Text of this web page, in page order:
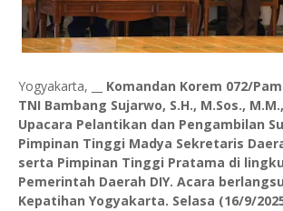
Yogyakarta, __ Komandan Korem 072/
TNI Bambang Sujarwo, S.H., M.Sos.,
Upacara Pelantikan dan Pengambilan
Pimpinan Tinggi Madya Sekretaris
serta Pimpinan Tinggi Pratama di
Pemerintah Daerah DIY. Acara
Kepatihan Yogyakarta. Selasa (16/9/